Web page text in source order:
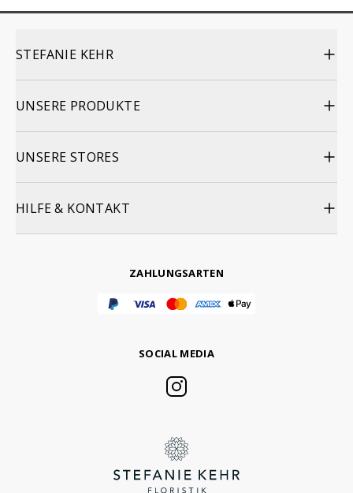
STEFANIE KEHR
UNSERE PRODUKTE
UNSERE STORES
HILFE & KONTAKT
ZAHLUNGSARTEN
SOCIAL MEDIA